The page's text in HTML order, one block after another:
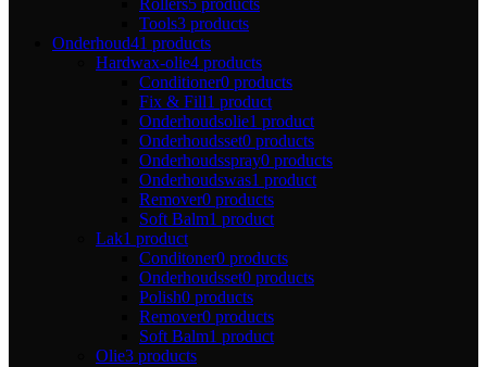
Tools3 products
Onderhoud41 products
Hardwax-olie4 products
Conditioner0 products
Fix & Fill1 product
Onderhoudsolie1 product
Onderhoudsset0 products
Onderhoudsspray0 products
Onderhoudswas1 product
Remover0 products
Soft Balm1 product
Lak1 product
Conditoner0 products
Onderhoudsset0 products
Polish0 products
Remover0 products
Soft Balm1 product
Olie3 products